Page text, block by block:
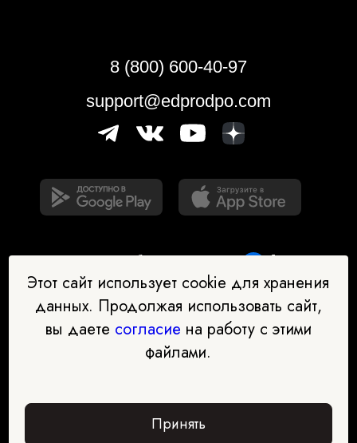
Наш бот-помощник в выборе
Перейти в чат-бот
8 (800) 600-40-97
support@edprodpo.com
Этот сайт использует cookie для хранения
данных. Продолжая использовать сайт,
вы даете согласие на работу с этими
файлами.
Принять